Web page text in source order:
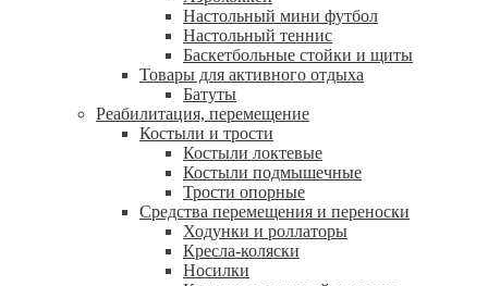
Настольный мини футбол
Настольный теннис
Баскетбольные стойки и щиты
Товары для активного отдыха
Батуты
Реабилитация, перемещение
Костыли и трости
Костыли локтевые
Костыли подмышечные
Трости опорные
Средства перемещения и переноски
Ходунки и роллаторы
Кресла-коляски
Носилки